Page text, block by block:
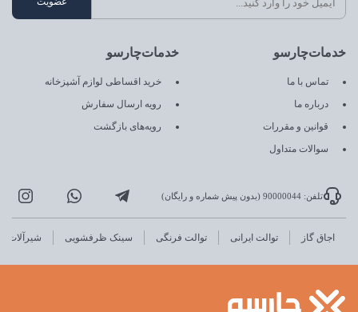
خدمات‌چارسو
تماس با ما
درباره ما
قوانین و مقررات
سوالات متداول
خدمات‌چارسو
خرید اقساطی لوازم آشپزخانه
رویه ارسال سفارش
رویه‌های بازگشت
تلفن: 90000044 (بدون پیش شماره و رایگان)
اجاق گاز توالت ایرانی توالت فرنگی سینک ظرفشویی شیرآلات